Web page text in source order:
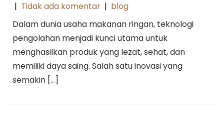
| Tidak ada komentar | blog
Dalam dunia usaha makanan ringan, teknologi
pengolahan menjadi kunci utama untuk
menghasilkan produk yang lezat, sehat, dan
memiliki daya saing. Salah satu inovasi yang
semakin […]